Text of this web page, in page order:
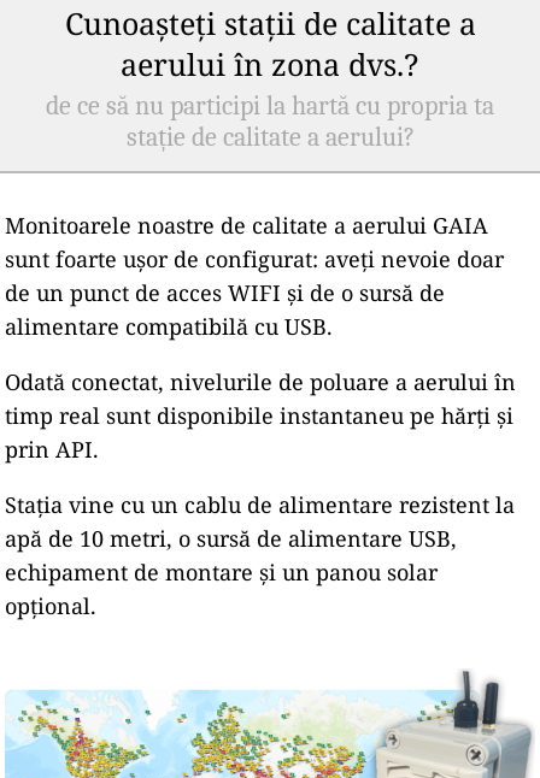
Cunoașteți stații de calitate a
aerului în zona dvs.?
de ce să nu participi la hartă cu propria ta
stație de calitate a aerului?
Monitoarele noastre de calitate a aerului GAIA
sunt foarte ușor de configurat: aveți nevoie doar
de un punct de acces WIFI și de o sursă de
alimentare compatibilă cu USB.
Odată conectat, nivelurile de poluare a aerului în
timp real sunt disponibile instantaneu pe hărți și
prin API.
Stația vine cu un cablu de alimentare rezistent la
apă de 10 metri, o sursă de alimentare USB,
echipament de montare și un panou solar
opțional.